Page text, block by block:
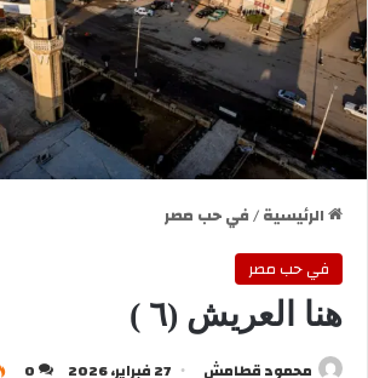
الرئيسية/في حب مصر
في حب مصر
هنا العريش (٦ )
محمود قطامش 27 فبراير، 2026 0